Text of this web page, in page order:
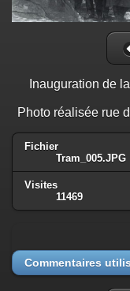
Inauguration de
Photo réalisée rue
Fichier
Tram_005.JPG
Visites
11469
Commentaires